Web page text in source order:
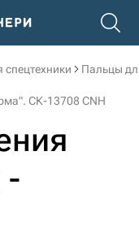
спецтехники Пальцы
СК-13708 CNH
-